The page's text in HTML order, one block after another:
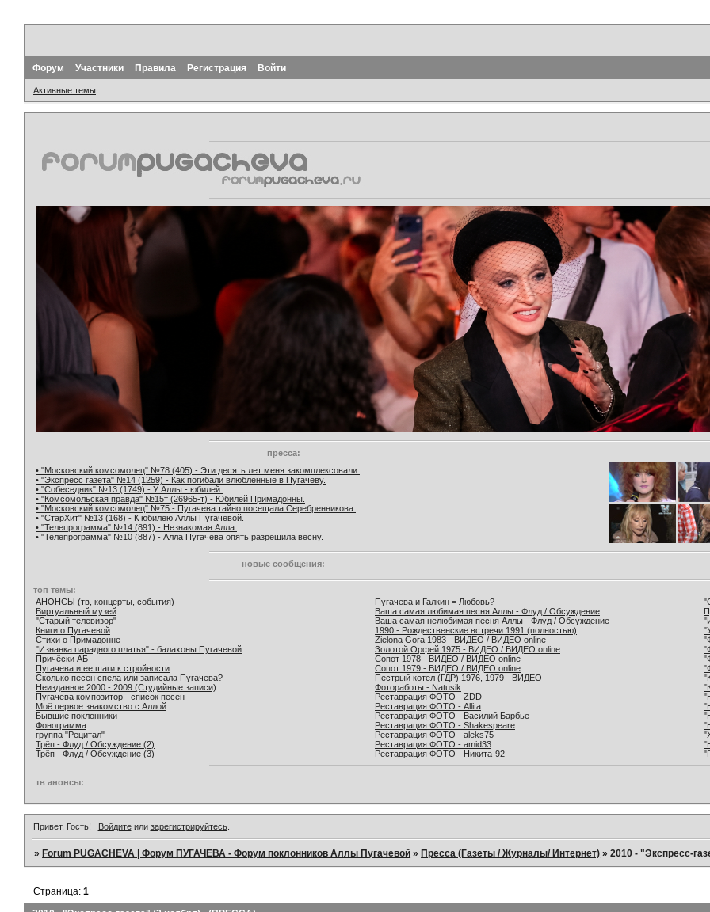
Форум Участники Правила Регистрация Войти
Активные темы
пресса:
• "Московский комсомолец" №78 (405) - Эти десять лет меня закомплексовали.
• "Экспресс газета" №14 (1259) - Как погибали влюбленные в Пугачеву.
• "Собеседник" №13 (1749) - У Аллы - юбилей.
• "Комсомольская правда" №15т (26965-т) - Юбилей Примадонны.
• "Московский комсомолец" №75 - Пугачева тайно посещала Серебренникова.
• "СтарХит" №13 (168) - К юбилею Аллы Пугачевой.
• "Телепрограмма" №14 (891) - Незнакомая Алла.
• "Телепрограмма" №10 (887) - Алла Пугачева опять разрешила весну.
новые сообщения:
топ темы:
АНОНСЫ (тв, концерты, события)
Виртуальный музей
"Старый телевизор"
Книги о Пугачевой
Стихи о Примадонне
"Изнанка парадного платья" - балахоны Пугачевой
Причёски АБ
Пугачева и ее шаги к стройности
Сколько песен спела или записала Пугачева?
Неизданное 2000 - 2009 (Студийные записи)
Пугачева композитор - список песен
Моё первое знакомство с Аллой
Бывшие поклонники
Фонограмма
группа "Рецитал"
Трёп - Флуд / Обсуждение (2)
Трёп - Флуд / Обсуждение (3)
Пугачева и Галкин = Любовь?
Ваша самая любимая песня Аллы - Флуд / Обсуждение
Ваша самая нелюбимая песня Аллы - Флуд / Обсуждение
1990 - Рождественские встречи 1991 (полностью)
Zielona Gora 1983 - ВИДЕО / ВИДЕО online
Золотой Орфей 1975 - ВИДЕО / ВИДЕО online
Сопот 1978 - ВИДЕО / ВИДЕО online
Сопот 1979 - ВИДЕО / ВИДЕО online
Пестрый котел (ГДР) 1976, 1979 - ВИДЕО
Фотоработы - Natusik
Реставрация ФОТО - ZDD
Реставрация ФОТО - Allita
Реставрация ФОТО - Василий Барбье
Реставрация ФОТО - Shakespeare
Реставрация ФОТО - aleks75
Реставрация ФОТО - amid33
Реставрация ФОТО - Никита-92
тв анонсы:
Привет, Гость! Войдитеили зарегистрируйтесь.
»Forum PUGACHEVA | Форум ПУГАЧЕВА - Форум поклонников Аллы Пугачевой »Пресса (Газеты / Журналы/ Интернет) »2010 - "Экспресс-
Страница:1